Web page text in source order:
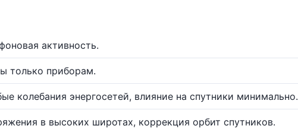
активность.
только приборам.
колебания энергосетей, влияние на спутники минимально.
в высоких широтах, коррекция орбит спутников.